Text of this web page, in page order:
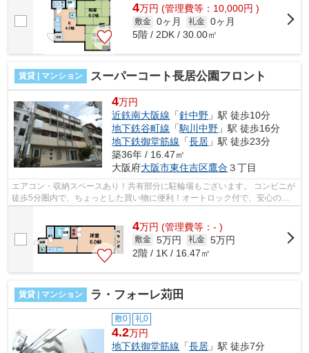
4万円 (管理費等：10,000円 )
敷金 0ヶ月 礼金 0ヶ月
5階 / 2DK / 30.00㎡
賃貸 | マンション スーパーコート長居公園フロント
4万円
近鉄南大阪線 「針中野 」駅 徒歩10分
地下鉄谷町線 「駒川中野 」駅 徒歩16分
地下鉄御堂筋線 「長居 」駅 徒歩23分
築36年 / 16.47㎡
大阪府大阪市東住吉区鷹合 ３丁目
エアコン・収納スペースあり！共有部分に駐輪場もございます。 コンビニが
徒歩5分圏内で、ちょっとした買い物に便利！オートロック付で、安心のセ
4万円 (管理費等：- )
敷金 5万円 礼金 5万円
2階 / 1K / 16.47㎡
賃貸 | マンション ラ・フォーレ苅田
敷0 礼0
4.2万円
地下鉄御堂筋線 「長居 」駅 徒歩7分